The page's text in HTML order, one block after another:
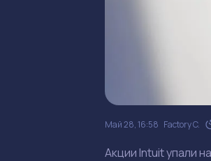
Май 28, 16:58 Factory C.
Акции Intuit упали